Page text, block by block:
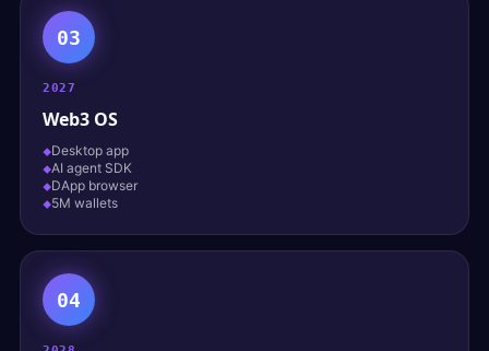
03
2027
Web3 OS
Desktop app
AI agent SDK
DApp browser
5M wallets
04